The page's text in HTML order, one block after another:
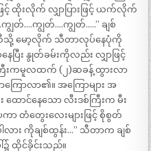
ြင့် ထိုးလိုက် လျှာပြားဖြင့် ယက်လိုက်
ျွတ်….ကျွတ်….ကျွတ်…..” ချစ်
ဆီသို့ မော့လိုက် သီတာလုပ်နေပုံကို
ေပြီး နွုတ်ခမ်းကိုလည်း လျှာဖြင့်
းကမူလထက် (၂)ဆခန့် ထွားလာ
ြောလာ၏။ အကြောများ အ
ထောင်နေသော လီးဒစ်ကြီးက မီး
ကာ တံတွေးလေးများဖြင့် စိုစွတ်
လား ကိုချစ်ထွန်း…” သီတာက ချစ်
၌ ထိုင်ခိုင်းသည်။